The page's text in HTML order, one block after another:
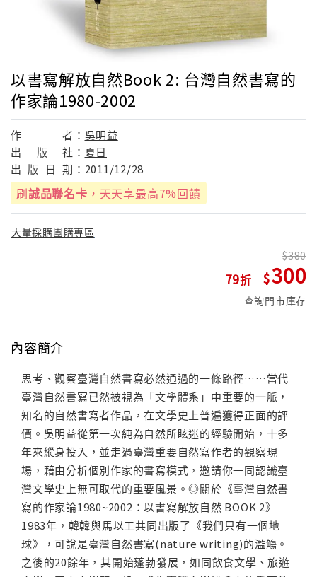
以書寫解放自然Book 2: 台灣自然書寫的
作家論1980-2002
作 者： 吳明益
出
版 社： 夏日
出 版 日 期： 2011/12/28
刷誠品聯名卡 ，天天享最高7%回饋
大量採購團購專區
79
380
300
查詢門市庫存
內容簡介
思考、觀察臺灣自然書寫必然通過的一條路徑……當代
臺灣自然書寫已然被視為「文學體系」中重要的一脈，
知名的自然書寫者作品，在文學史上普遍獲得正面的評
價。吳明益從第一次純為自然所眩迷的經驗開始，十多
年來縱身投入，並走過臺灣重要自然寫作者的觀察現
場，藉由分析個別作家的書寫模式，邀請你一同認識臺
灣文學史上無可取代的重要風景。◎關於《臺灣自然書
寫的作家論1980~2002：以書寫解放自然 BOOK 2》
1983年，韓韓與馬以工共同出版了《我們只有一個地
球》，可說是臺灣自然書寫(nature writing)的濫觴。
之後的20餘年，其開始蓬勃發展，如同飲食文學、旅遊